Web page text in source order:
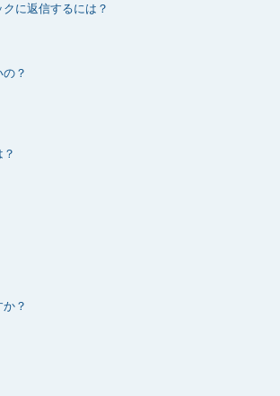
に返信するには？
？
？